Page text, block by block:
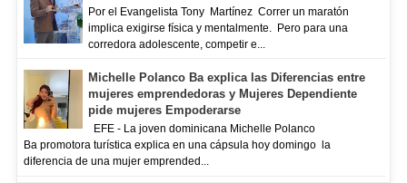
Por el Evangelista Tony Martínez Correr un maratón
implica exigirse física y mentalmente. Pero para una
corredora adolescente, competir e...
Michelle Polanco Ba explica las Diferencias entre
mujeres emprendedoras y Mujeres Dependiente
pide mujeres Empoderarse
EFE - La joven dominicana Michelle Polanco
Ba promotora turística explica en una cápsula hoy domingo la
diferencia de una mujer emprended...